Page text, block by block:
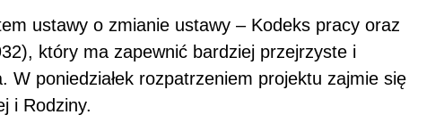
ustawy o zmianie ustawy – Kodeks pracy oraz
który ma zapewnić bardziej przejrzyste i
W poniedziałek rozpatrzeniem projektu zajmie się
i Rodziny.